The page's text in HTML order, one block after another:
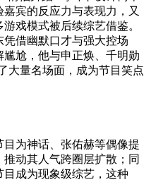
宾的反应力与表现力，又
戏模式被后续综艺借鉴。
凭借幽默口才与强大控场
尬，他与申正焕、千明勋
大量名场面，成为节目笑点
目为神话、张佑赫等偶像提
动其人气跨圈层扩散；同
成为现象级综艺，这种